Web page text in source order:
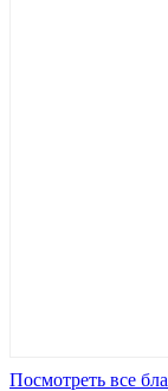
Посмотреть все